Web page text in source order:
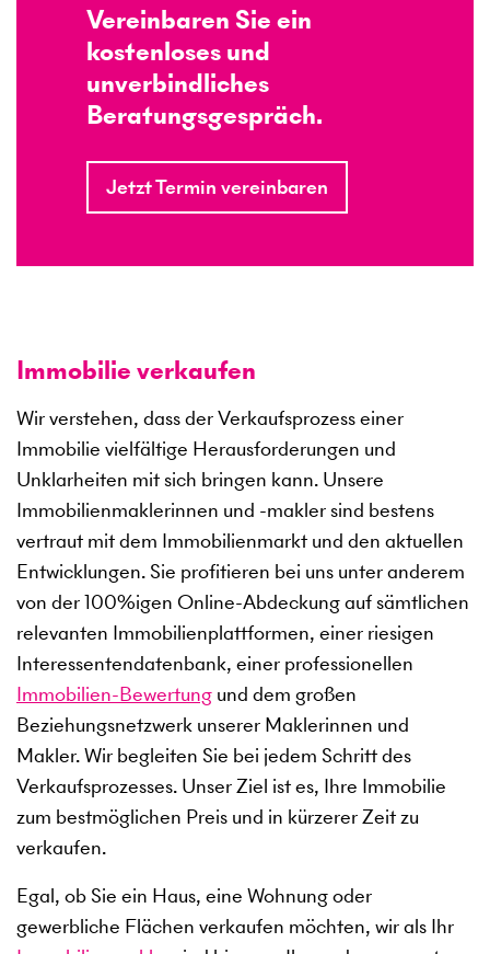
Vereinbaren Sie ein
kostenloses und
unverbindliches
Beratungsgespräch.
Jetzt Termin vereinbaren
Immobilie verkaufen
Wir verstehen, dass der Verkaufsprozess einer
Immobilie vielfältige Herausforderungen und
Unklarheiten mit sich bringen kann. Unsere
Immobilienmaklerinnen und -makler sind bestens
vertraut mit dem Immobilienmarkt und den aktuellen
Entwicklungen. Sie profitieren bei uns unter anderem
von der 100%igen Online-Abdeckung auf sämtlichen
relevanten Immobilienplattformen, einer riesigen
Interessentendatenbank, einer professionellen
Immobilien-Bewertung und dem großen
Beziehungsnetzwerk unserer Maklerinnen und
Makler. Wir begleiten Sie bei jedem Schritt des
Verkaufsprozesses. Unser Ziel ist es, Ihre Immobilie
zum bestmöglichen Preis und in kürzerer Zeit zu
verkaufen.
Egal, ob Sie ein Haus, eine Wohnung oder
gewerbliche Flächen verkaufen möchten, wir als Ihr